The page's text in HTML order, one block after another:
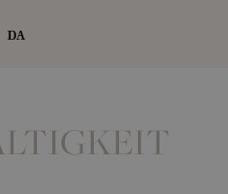
DA